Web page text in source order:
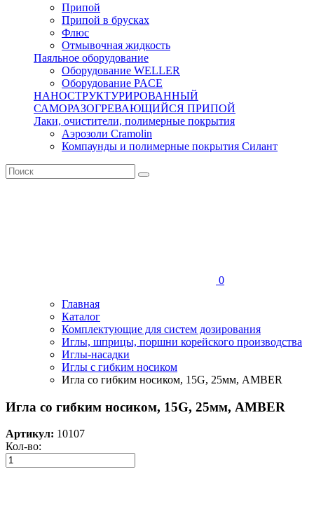
Припой
Припой в брусках
Флюс
Отмывочная жидкость
Паяльное оборудование
Оборудование WELLER
Оборудование PACE
НАНОСТРУКТУРИРОВАННЫЙ
САМОРАЗОГРЕВАЮЩИЙСЯ ПРИПОЙ
Лаки, очистители, полимерные покрытия
Аэрозоли Cramolin
Компаунды и полимерные покрытия Силант
0
Главная
Каталог
Комплектующие для систем дозирования
Иглы, шприцы, поршни корейского производства
Иглы-насадки
Иглы с гибким носиком
Игла со гибким носиком, 15G, 25мм, AMBER
Игла со гибким носиком, 15G, 25мм, AMBER
Артикул: 10107
Кол-во: